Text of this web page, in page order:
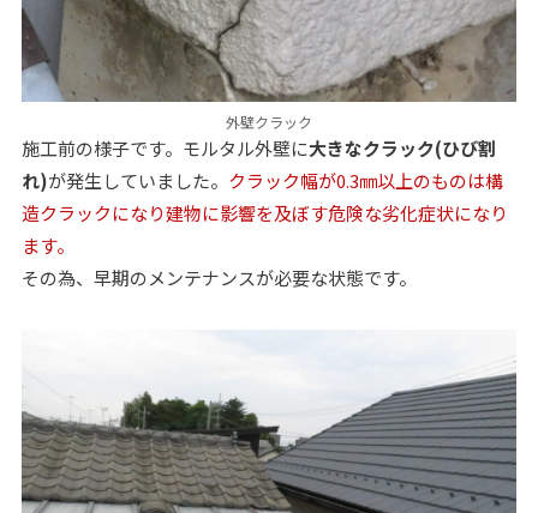
外壁クラック
施工前の様子です。モルタル外壁に大きなクラック(ひび割
れ)が発生していました。 クラック幅が0.3㎜以上のものは構
造クラックになり建物に影響を及ぼす危険な劣化症状になり
ます。
その為、早期のメンテナンスが必要な状態です。